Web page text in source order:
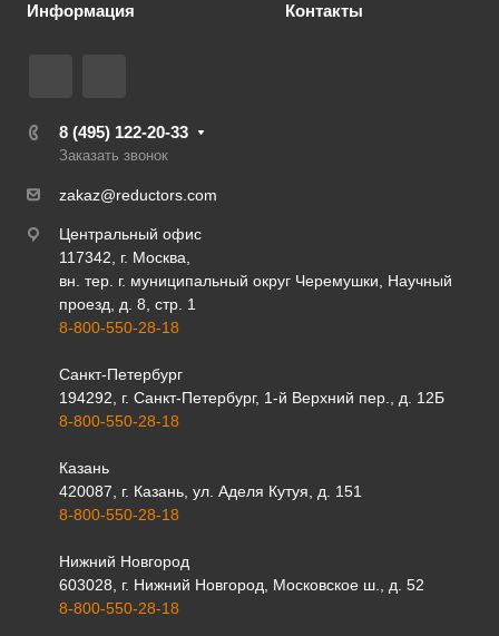
Информация Контакты
8 (495) 122-20-33
Заказать звонок
zakaz@reductors.com
Центральный офис
117342, г. Москва,
вн. тер. г. муниципальный округ Черемушки, Научный
проезд, д. 8, стр. 1
8-800-550-28-18
Санкт-Петербург
194292, г. Санкт-Петербург, 1-й Верхний пер., д. 12Б
8-800-550-28-18
Казань
420087, г. Казань, ул. Аделя Кутуя, д. 151
8-800-550-28-18
Нижний Новгород
603028, г. Нижний Новгород, Московское ш., д. 52
8-800-550-28-18